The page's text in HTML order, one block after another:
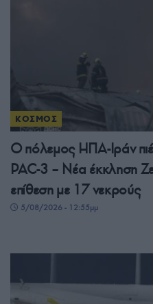
ΚΟΣΜΟΣ
Ο πόλεμος ΗΠΑ-Ιράν
PAC-3 – Νέα έκκληση
επίθεση με 17 νεκρούς
5/08/2026 - 12:55μμ